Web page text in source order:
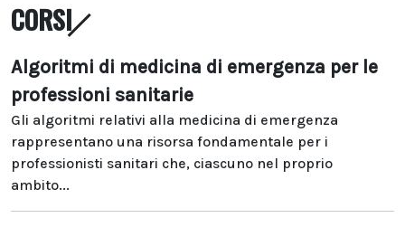
CORSI
Algoritmi di medicina di emergenza per le
professioni sanitarie
Gli algoritmi relativi alla medicina di emergenza
rappresentano una risorsa fondamentale per i
professionisti sanitari che, ciascuno nel proprio
ambito...